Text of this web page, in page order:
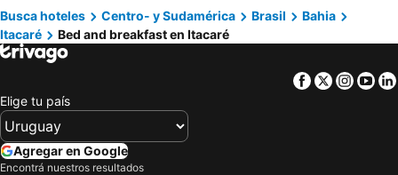
Busca hoteles Centro- y Sudamérica Brasil
Bahia
Itacaré
Bed and breakfast en Itacaré
Facebook
Twitter
Elige tu país
Agregar en Google
Encontrá nuestros resultados